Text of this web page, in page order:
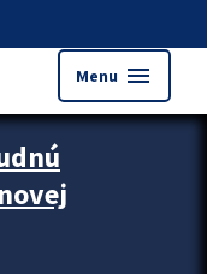
Menu menu